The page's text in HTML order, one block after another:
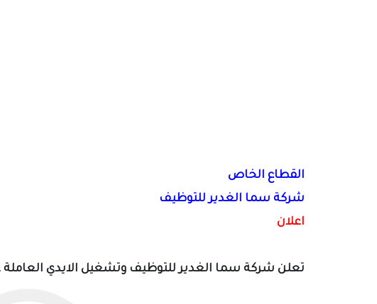
القطاع الخاص
شركة سما الغدير للتوظيف
اعلان
تعلن شركة سما الغدير للتوظيف وتشغيل الايدي العاملة